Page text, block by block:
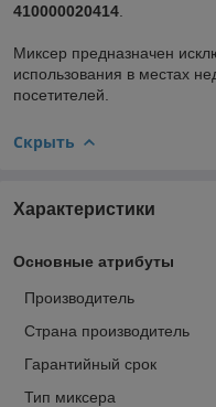
410000020414
Миксер предназначен
использования в местах
посетителей.
Скрыть
Характеристики
Основные атрибуты
Производитель
Страна производитель
Гарантийный срок
Тип миксера